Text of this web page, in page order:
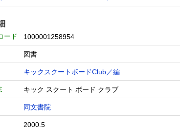
ード 1000001258954
図書
キックスクートボードClub／編
キック スクート ボード クラブ
同文書院
2000.5